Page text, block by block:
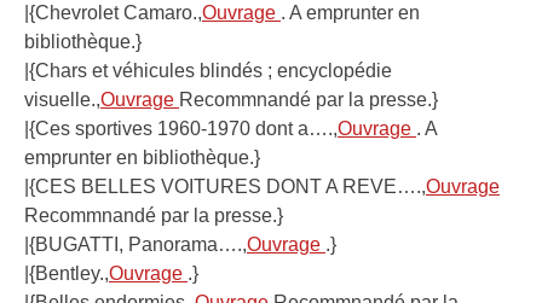
|{Chevrolet Camaro.,Ouvrage . A emprunter en
bibliothèque.}
|{Chars et véhicules blindés ; encyclopédie
visuelle.,Ouvrage Recommnandé par la presse.}
|{Ces sportives 1960-1970 dont a….,Ouvrage . A
emprunter en bibliothèque.}
|{CES BELLES VOITURES DONT A REVE….,Ouvrage
Recommnandé par la presse.}
|{BUGATTI, Panorama….,Ouvrage .}
|{Bentley.,Ouvrage .}